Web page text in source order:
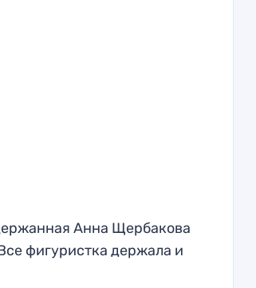
Анна Щербакова
фигуристка держала и